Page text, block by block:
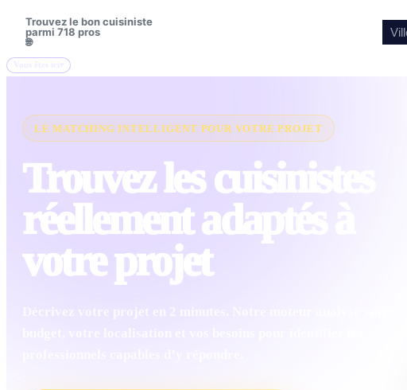
Trouvez le bon cuisiniste
parmi 718 pros
🌐
LE MATCHING INTELLIGENT POUR VOTRE PROJET
Trouvez les cuisinistes
réellement adaptés à
votre projet